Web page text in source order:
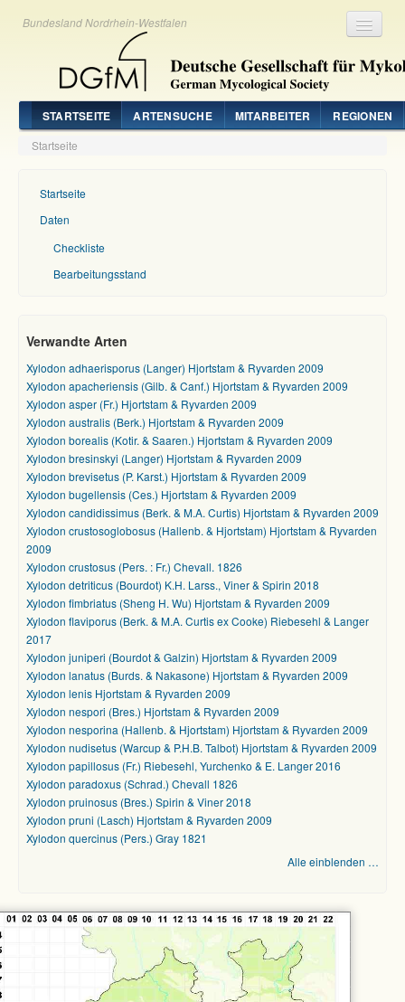
Bundesland Nordrhein-Westfalen
STARTSEITE ARTENSUCHE MITARBEITER REGIONEN
Startseite
Startseite
Daten
Checkliste
Bearbeitungsstand
Verwandte Arten
Xylodon adhaerisporus (Langer) Hjortstam & Ryvarden 2009
Xylodon apacheriensis (Gilb. & Canf.) Hjortstam & Ryvarden 2009
Xylodon asper (Fr.) Hjortstam & Ryvarden 2009
Xylodon australis (Berk.) Hjortstam & Ryvarden 2009
Xylodon borealis (Kotir. & Saaren.) Hjortstam & Ryvarden 2009
Xylodon bresinskyi (Langer) Hjortstam & Ryvarden 2009
Xylodon brevisetus (P. Karst.) Hjortstam & Ryvarden 2009
Xylodon bugellensis (Ces.) Hjortstam & Ryvarden 2009
Xylodon candidissimus (Berk. & M.A. Curtis) Hjortstam & Ryvarden 2009
Xylodon crustosoglobosus (Hallenb. & Hjortstam) Hjortstam & Ryvarden
2009
Xylodon crustosus (Pers. : Fr.) Chevall. 1826
Xylodon detriticus (Bourdot) K.H. Larss., Viner & Spirin 2018
Xylodon fimbriatus (Sheng H. Wu) Hjortstam & Ryvarden 2009
Xylodon flaviporus (Berk. & M.A. Curtis ex Cooke) Riebesehl & Langer
2017
Xylodon juniperi (Bourdot & Galzin) Hjortstam & Ryvarden 2009
Xylodon lanatus (Burds. & Nakasone) Hjortstam & Ryvarden 2009
Xylodon lenis Hjortstam & Ryvarden 2009
Xylodon nespori (Bres.) Hjortstam & Ryvarden 2009
Xylodon nesporina (Hallenb. & Hjortstam) Hjortstam & Ryvarden 2009
Xylodon nudisetus (Warcup & P.H.B. Talbot) Hjortstam & Ryvarden 2009
Xylodon papillosus (Fr.) Riebesehl, Yurchenko & E. Langer 2016
Xylodon paradoxus (Schrad.) Chevall 1826
Xylodon pruinosus (Bres.) Spirin & Viner 2018
Xylodon pruni (Lasch) Hjortstam & Ryvarden 2009
Xylodon quercinus (Pers.) Gray 1821
Alle einblenden …